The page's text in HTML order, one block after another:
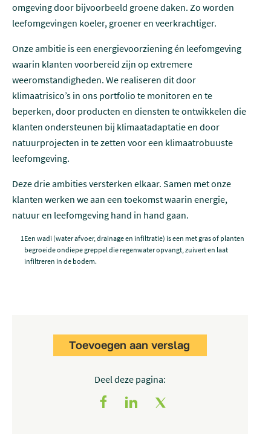
omgeving door bijvoorbeeld groene daken. Zo worden
leefomgevingen koeler, groener en veerkrachtiger.
Onze ambitie is een energievoorziening én leefomgeving
waarin klanten voorbereid zijn op extremere
weeromstandigheden. We realiseren dit door
klimaatrisico’s in ons portfolio te monitoren en te
beperken, door producten en diensten te ontwikkelen die
klanten ondersteunen bij klimaatadaptatie en door
natuurprojecten in te zetten voor een klimaatrobuuste
leefomgeving.
Deze drie ambities versterken elkaar. Samen met onze
klanten werken we aan een toekomst waarin energie,
natuur en leefomgeving hand in hand gaan.
1Een wadi (water afvoer, drainage en infiltratie) is een met gras of planten
begroeide ondiepe greppel die regenwater opvangt, zuivert en laat
infiltreren in de bodem.
Toevoegen aan verslag
Deel deze pagina: